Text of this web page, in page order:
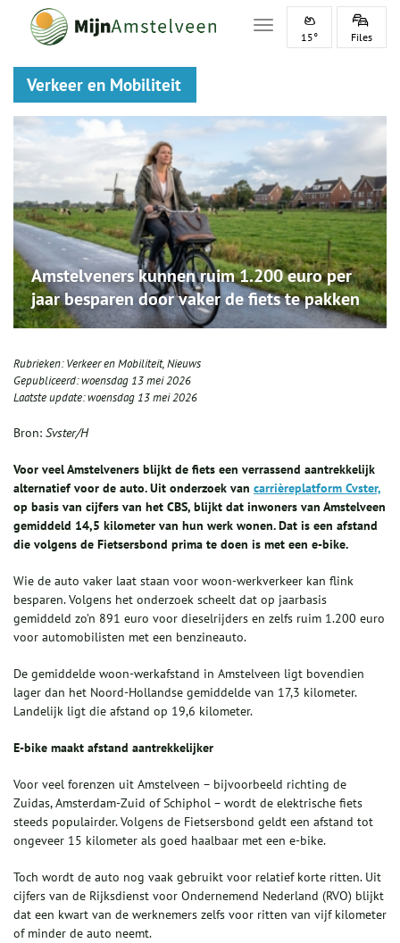
Toggle navigation
15° Files
Verkeer en Mobiliteit
Amstelveners kunnen ruim 1.200 euro per
jaar besparen door vaker de fiets te pakken
Rubrieken:Verkeer en Mobiliteit,Nieuws
Gepubliceerd:woensdag 13 mei 2026
Laatste update:woensdag 13 mei 2026
Bron: Svster/H
Voor veel Amstelveners blijkt de fiets een verrassend aantrekkelijk
alternatief voor de auto. Uit onderzoek van carrièreplatform Cvster,
op basis van cijfers van het CBS, blijkt dat inwoners van Amstelveen
gemiddeld 14,5 kilometer van hun werk wonen. Dat is een afstand
die volgens de Fietsersbond prima te doen is met een e-bike.
Wie de auto vaker laat staan voor woon-werkverkeer kan flink
besparen. Volgens het onderzoek scheelt dat op jaarbasis
gemiddeld zo’n 891 euro voor dieselrijders en zelfs ruim 1.200 euro
voor automobilisten met een benzineauto.
De gemiddelde woon-werkafstand in Amstelveen ligt bovendien
lager dan het Noord-Hollandse gemiddelde van 17,3 kilometer.
Landelijk ligt die afstand op 19,6 kilometer.
E-bike maakt afstand aantrekkelijker
Voor veel forenzen uit Amstelveen – bijvoorbeeld richting de
Zuidas, Amsterdam-Zuid of Schiphol – wordt de elektrische fiets
steeds populairder. Volgens de Fietsersbond geldt een afstand tot
ongeveer 15 kilometer als goed haalbaar met een e-bike.
Toch wordt de auto nog vaak gebruikt voor relatief korte ritten. Uit
cijfers van de Rijksdienst voor Ondernemend Nederland (RVO) blijkt
dat een kwart van de werknemers zelfs voor ritten van vijf kilometer
of minder de auto neemt.